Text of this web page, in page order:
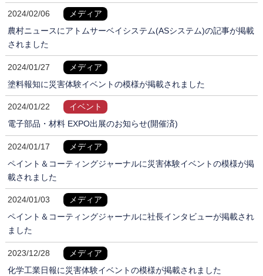
2024/02/06
メディア
農村ニュースにアトムサーベイシステム(ASシステム)の記事が掲載
されました
2024/01/27
メディア
塗料報知に災害体験イベントの模様が掲載されました
2024/01/22
イベント
電子部品・材料 EXPO出展のお知らせ(開催済)
2024/01/17
メディア
ペイント＆コーティングジャーナルに災害体験イベントの模様が掲
載されました
2024/01/03
メディア
ペイント＆コーティングジャーナルに社長インタビューが掲載され
ました
2023/12/28
メディア
化学工業日報に災害体験イベントの模様が掲載されました